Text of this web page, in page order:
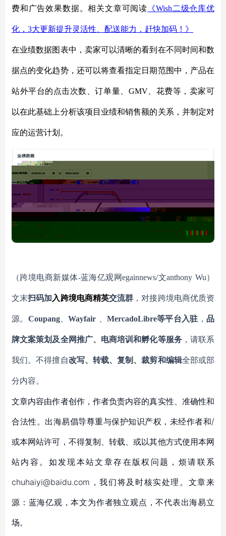
费和广告效果数据。相关文章可阅读 《Wish二级仓库优
化，3大更新提升灵活性、配送能力，赶快加码！》
在业绩数据图表中，卖家可以清晰的看到在不同时间和数
据点的变化趋势，还可以将查看指定日期范围中，产品在
站外平台的点击次数、订单量、 GMV、花费等，卖家可
以在此基础上分析该项目业绩和销售额的关系，并制定对
应的运营计划。
（跨境电商新媒体-蓝海亿观网egainnews/文anthony Wu）
文末扫码加 入 跨境电商精英交流群 ，对接跨境电商优质资
源。 Coupang、Wayfair MercadoLibre等平台入驻 ，品
牌文案策划及全网推广、电商培训和孵化等服务，请联系
我们。不得擅自改写、转载、复制、裁剪和编辑全部或部
分内容。
文章内容由作者创作，作者负责内容的真实性、准确性和
合法性。出海易倡导尊重与保护知识产权，未经作者和/
或本网站许可，不得复制、转载、或以其他方式使用本网
站内容。如发现本站文章存在版权问题，烦请联系
chuhaiyi@baidu.com，我们将及时核实处理。文章来
源：蓝海亿观，本文为作者独立观点，不代表出海易立
场。